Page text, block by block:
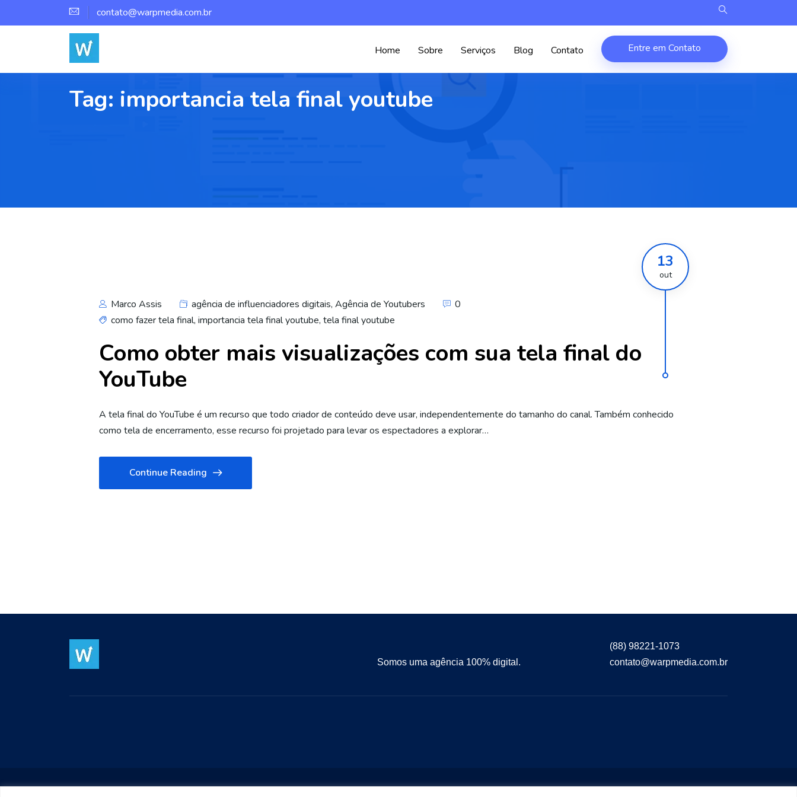
contato@warpmedia.com.br
Home Sobre Serviços Blog Contato Entre em Contato
Tag: importancia tela final youtube
Marco Assis agência de influenciadores digitais, Agência de Youtubers 0
13
out
como fazer tela final, importancia tela final youtube, tela final youtube
Como obter mais visualizações com sua tela final do
YouTube
A tela final do YouTube é um recurso que todo criador de conteúdo deve usar, independentemente do tamanho do canal. Também conhecido
como tela de encerramento, esse recurso foi projetado para levar os espectadores a explorar…
Continue Reading
Somos uma agência 100% digital.
(88) 98221-1073
contato@warpmedia.com.br